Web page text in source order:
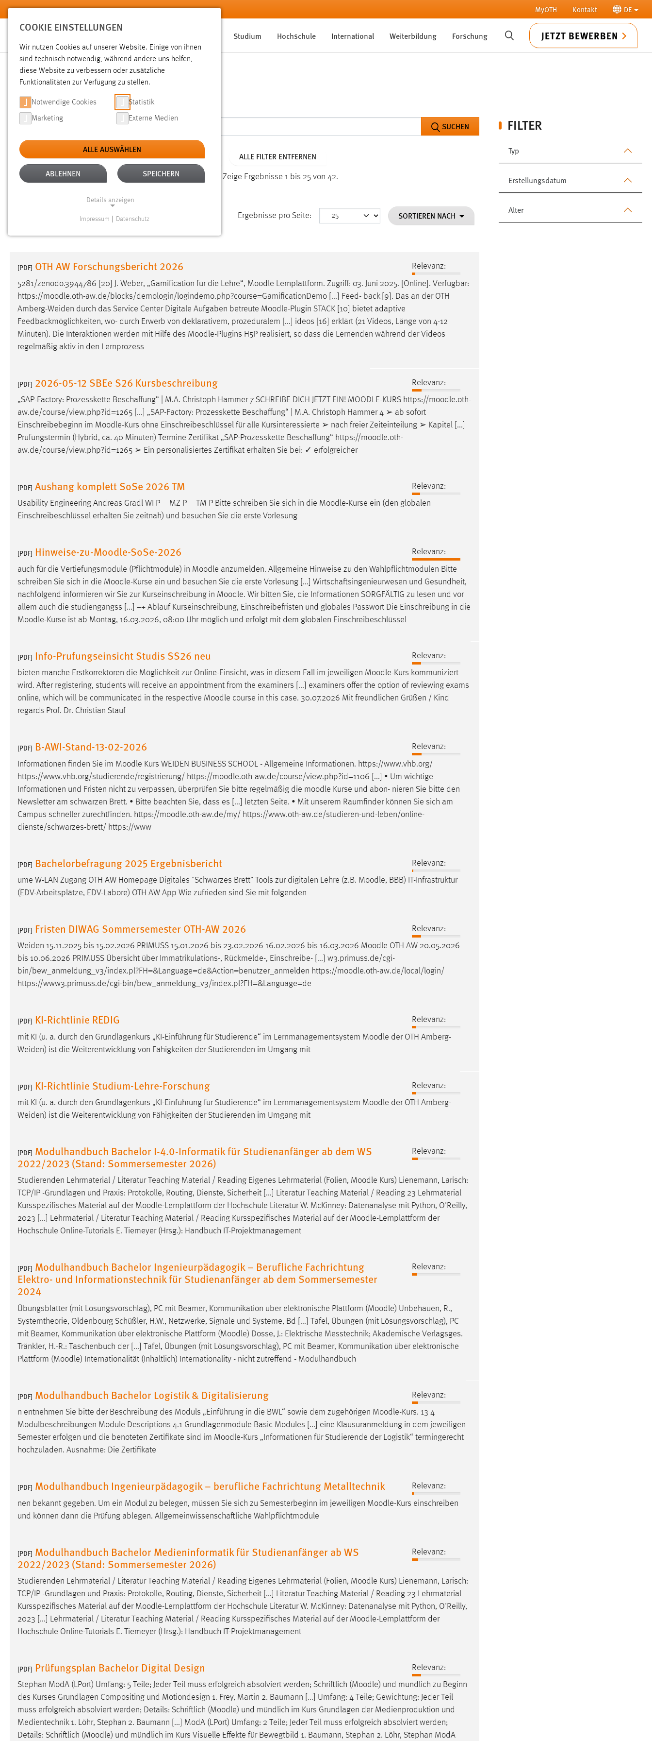
Zum Hauptinhalt springen MyOTH Kontakt DE
Studium Hochschule International Weiterbildung Forschung SUCHE JETZT BEWERBEN
SUCHE
FILTER
Typ
Erstellungsdatum
Alter
SUCHEN
Aktive Filter: TYP: DATEIEN ALTER: 1 BIS 6 MONATE ALLE FILTER ENTFERNEN
Gesucht nach "moodle". Es wurden 42 Ergebnisse gefunden. Zeige Ergebnisse 1 bis 25 von 42.
Ergebnisse pro Seite: SORTIEREN NACH
[PDF] OTH AW Forschungsbericht 2026
Relevanz:
5281/zenodo.3944786 [20] J. Weber, „Gamification für die Lehre“, Moodle Lernplattform. Zugriff: 03. Juni 2025. [Online]. Verfügbar:
https://moodle.oth-aw.de/blocks/demologin/logindemo.php?course=GamificationDemo [...] Feed- back [9]. Das an der OTH
Amberg-Weiden durch das Service Center Digitale Aufgaben betreute Moodle-Plugin STACK [10] bietet adaptive
Feedbackmöglichkeiten, wo- durch Erwerb von deklarativem, prozeduralem [...] ideos [16] erklärt (21 Videos, Länge von 4-12
Minuten). Die Interaktionen werden mit Hilfe des Moodle-Plugins H5P realisiert, so dass die Lernenden während der Videos
regelmäßig aktiv in den Lernprozess
[PDF] 2026-05-12 SBEe S26 Kursbeschreibung
Relevanz:
„SAP-Factory: Prozesskette Beschaffung“ | M.A. Christoph Hammer 7 SCHREIBE DICH JETZT EIN! MOODLE-KURS https://moodle.oth-
aw.de/course/view.php?id=1265 [...] „SAP-Factory: Prozesskette Beschaffung“ | M.A. Christoph Hammer 4 ➢ ab sofort
Einschreibebeginn im Moodle-Kurs ohne Einschreibeschlüssel für alle Kursinteressierte ➢ nach freier Zeiteinteilung ➢ Kapitel [...]
Prüfungstermin (Hybrid, ca. 40 Minuten) Termine Zertifikat „SAP-Prozesskette Beschaffung“ https://moodle.oth-
aw.de/course/view.php?id=1265 ➢ Ein personalisiertes Zertifikat erhalten Sie bei: ✓ erfolgreicher
[PDF] Aushang komplett SoSe 2026 TM
Relevanz:
Usability Engineering Andreas Gradl WI P – MZ P – TM P Bitte schreiben Sie sich in die Moodle-Kurse ein (den globalen
Einschreibeschlüssel erhalten Sie zeitnah) und besuchen Sie die erste Vorlesung
[PDF] Hinweise-zu-Moodle-SoSe-2026
Relevanz:
auch für die Vertiefungsmodule (Pflichtmodule) in Moodle anzumelden. Allgemeine Hinweise zu den Wahlpflichtmodulen Bitte
schreiben Sie sich in die Moodle-Kurse ein und besuchen Sie die erste Vorlesung [...] Wirtschaftsingenieurwesen und Gesundheit,
nachfolgend informieren wir Sie zur Kurseinschreibung in Moodle. Wir bitten Sie, die Informationen SORGFÄLTIG zu lesen und vor
allem auch die studiengangss [...] ++ Ablauf Kurseinschreibung, Einschreibefristen und globales Passwort Die Einschreibung in die
Moodle-Kurse ist ab Montag, 16.03.2026, 08:00 Uhr möglich und erfolgt mit dem globalen Einschreibeschlüssel
[PDF] Info-Prufungseinsicht Studis SS26 neu
Relevanz:
bieten manche Erstkorrektoren die Möglichkeit zur Online-Einsicht, was in diesem Fall im jeweiligen Moodle-Kurs kommuniziert
wird. After registering, students will receive an appointment from the examiners [...] examiners offer the option of reviewing exams
online, which will be communicated in the respective Moodle course in this case. 30.07.2026 Mit freundlichen Grüßen / Kind
regards Prof. Dr. Christian Stauf
[PDF] B-AWI-Stand-13-02-2026
Relevanz:
Informationen finden Sie im Moodle Kurs WEIDEN BUSINESS SCHOOL - Allgemeine Informationen. https://www.vhb.org/
https://www.vhb.org/studierende/registrierung/ https://moodle.oth-aw.de/course/view.php?id=1106 [...] • Um wichtige
Informationen und Fristen nicht zu verpassen, überprüfen Sie bitte regelmäßig die moodle Kurse und abon- nieren Sie bitte den
Newsletter am schwarzen Brett. • Bitte beachten Sie, dass es [...] letzten Seite. • Mit unserem Raumfinder können Sie sich am
Campus schneller zurechtfinden. https://moodle.oth-aw.de/my/ https://www.oth-aw.de/studieren-und-leben/online-
dienste/schwarzes-brett/ https://www
[PDF] Bachelorbefragung 2025 Ergebnisbericht
Relevanz:
ume W-LAN Zugang OTH AW Homepage Digitales "Schwarzes Brett" Tools zur digitalen Lehre (z.B. Moodle, BBB) IT-Infrastruktur
(EDV-Arbeitsplätze, EDV-Labore) OTH AW App Wie zufrieden sind Sie mit folgenden
[PDF] Fristen DIWAG Sommersemester OTH-AW 2026
Relevanz:
Weiden 15.11.2025 bis 15.02.2026 PRIMUSS 15.01.2026 bis 23.02.2026 16.02.2026 bis 16.03.2026 Moodle OTH AW 20.05.2026
bis 10.06.2026 PRIMUSS Übersicht über Immatrikulations-, Rückmelde-, Einschreibe- [...] w3.primuss.de/cgi-
bin/bew_anmeldung_v3/index.pl?FH=&Language=de&Action=benutzer_anmelden https://moodle.oth-aw.de/local/login/
https://www3.primuss.de/cgi-bin/bew_anmeldung_v3/index.pl?FH=&Language=de
[PDF] KI-Richtlinie REDIG
Relevanz:
mit KI (u. a. durch den Grundlagenkurs „KI-Einführung für Studierende“ im Lernmanagementsystem Moodle der OTH Amberg-
Weiden) ist die Weiterentwicklung von Fähigkeiten der Studierenden im Umgang mit
[PDF] KI-Richtlinie Studium-Lehre-Forschung
Relevanz:
mit KI (u. a. durch den Grundlagenkurs „KI-Einführung für Studierende“ im Lernmanagementsystem Moodle der OTH Amberg-
Weiden) ist die Weiterentwicklung von Fähigkeiten der Studierenden im Umgang mit
[PDF] Modulhandbuch Bachelor I-4.0-Informatik für Studienanfänger ab dem WS
2022/2023 (Stand: Sommersemester 2026)
Relevanz:
Studierenden Lehrmaterial / Literatur Teaching Material / Reading Eigenes Lehrmaterial (Folien, Moodle Kurs) Lienemann, Larisch:
TCP/IP -Grundlagen und Praxis: Protokolle, Routing, Dienste, Sicherheit [...] Literatur Teaching Material / Reading 23 Lehrmaterial
Kursspezifisches Material auf der Moodle-Lernplattform der Hochschule Literatur W. McKinney: Datenanalyse mit Python, O'Reilly,
2023 [...] Lehrmaterial / Literatur Teaching Material / Reading Kursspezifisches Material auf der Moodle-Lernplattform der
Hochschule Online-Tutorials E. Tiemeyer (Hrsg.): Handbuch IT-Projektmanagement
[PDF] Modulhandbuch Bachelor Ingenieurpädagogik – Berufliche Fachrichtung
Elektro- und Informationstechnik für Studienanfänger ab dem Sommersemester
2024
Relevanz:
Übungsblätter (mit Lösungsvorschlag), PC mit Beamer, Kommunikation über elektronische Plattform (Moodle) Unbehauen, R.,
Systemtheorie, Oldenbourg Schüßler, H.W., Netzwerke, Signale und Systeme, Bd [...] Tafel, Übungen (mit Lösungsvorschlag), PC
mit Beamer, Kommunikation über elektronische Plattform (Moodle) Dosse, J.: Elektrische Messtechnik; Akademische Verlagsges.
Tränkler, H.-R.: Taschenbuch der [...] Tafel, Übungen (mit Lösungsvorschlag), PC mit Beamer, Kommunikation über elektronische
Plattform (Moodle) Internationalität (Inhaltlich) Internationality - nicht zutreffend - Modulhandbuch
[PDF] Modulhandbuch Bachelor Logistik & Digitalisierung
Relevanz:
n entnehmen Sie bitte der Beschreibung des Moduls „Einführung in die BWL“ sowie dem zugehörigen Moodle-Kurs. 13 4
Modulbeschreibungen Module Descriptions 4.1 Grundlagenmodule Basic Modules [...] eine Klausuranmeldung in dem jeweiligen
Semester erfolgen und die benoteten Zertifikate sind im Moodle-Kurs „Informationen für Studierende der Logistik“ termingerecht
hochzuladen. Ausnahme: Die Zertifikate
[PDF] Modulhandbuch Ingenieurpädagogik – berufliche Fachrichtung Metalltechnik
Relevanz:
nen bekannt gegeben. Um ein Modul zu belegen, müssen Sie sich zu Semesterbeginn im jeweiligen Moodle-Kurs einschreiben
und können dann die Prüfung ablegen. Allgemeinwissenschaftliche Wahlpflichtmodule
[PDF] Modulhandbuch Bachelor Medieninformatik für Studienanfänger ab WS
2022/2023 (Stand: Sommersemester 2026)
Relevanz:
Studierenden Lehrmaterial / Literatur Teaching Material / Reading Eigenes Lehrmaterial (Folien, Moodle Kurs) Lienemann, Larisch:
TCP/IP -Grundlagen und Praxis: Protokolle, Routing, Dienste, Sicherheit [...] Literatur Teaching Material / Reading 23 Lehrmaterial
Kursspezifisches Material auf der Moodle-Lernplattform der Hochschule Literatur W. McKinney: Datenanalyse mit Python, O'Reilly,
2023 [...] Lehrmaterial / Literatur Teaching Material / Reading Kursspezifisches Material auf der Moodle-Lernplattform der
Hochschule Online-Tutorials E. Tiemeyer (Hrsg.): Handbuch IT-Projektmanagement
[PDF] Prüfungsplan Bachelor Digital Design
Relevanz:
Stephan ModA (LPort) Umfang: 5 Teile; Jeder Teil muss erfolgreich absolviert werden; Schriftlich (Moodle) und mündlich zu Beginn
des Kurses Grundlagen Compositing und Motiondesign 1. Frey, Martin 2. Baumann [...] Umfang: 4 Teile; Gewichtung: Jeder Teil
muss erfolgreich absolviert werden; Details: Schriftlich (Moodle) und mündlich im Kurs Grundlagen der Medienproduktion und
Medientechnik 1. Löhr, Stephan 2. Baumann [...] ModA (LPort) Umfang: 2 Teile; Jeder Teil muss erfolgreich absolviert werden;
Details: Schriftlich (Moodle) und mündlich im Kurs Visuelle Effekte für Bewegtbild 1. Baumann, Stephan 2. Löhr, Stephan ModA
COOKIE EINSTELLUNGEN
Wir nutzen Cookies auf unserer Website. Einige von ihnen
sind technisch notwendig, während andere uns helfen,
diese Website zu verbessern oder zusätzliche
Funktionalitäten zur Verfügung zu stellen.
Notwendige Cookies Statistik
Marketing Externe Medien
ALLE AUSWÄHLEN
ABLEHNEN SPEICHERN
Details anzeigen
Website erforderlich.
Einverständnis
Name: cookie_consent
Zweck:
ausgewählten Einverständnis-Optionen
des Benutzers
Performance
Name: staticfilecache
Zweck:
Für performante Seitenauslieferung wird
in diesem Cookie gespeichert, ob man
eingeloggt ist.
Sprachpräferenz
Name: site-language-preference
Zweck:
Das Cookie speichert die gewählte
Cookie Laufzeit: 30 Tage
Chat
Name:
MibewSessionID, MIBEW_UserID,
mibew_locale, mibew-chat-frame-style-
5e9dbeb1811c0446
style-5e9dbeb1811c0446 =
Sitzungslaufzeit, mibew_locale = 3
Jahre, MIBEW_UserID = 1 Jahr
Name: fe_user, be_user, be_lastLoginProvider
Zweck:
Dieser Cookie ist notwendig um sich an
der Website einloggen zu können.
Cookie Laufzeit: 24 Stunden
STATISTIK
unsere Besucher unsere Website nutzen.
Matomo
Zweck: Zugriffsstatistik
Cookie Laufzeit: Max. 13 Monate
MARKETING
Sie tun dies, indem sie Besucher über Websites
hinweg verfolgen.
Anbieter: Google Ireland Limited
Zweck: Conversion-Tracking
Facebook Pixel
Name: _fbp
Anbieter: Facebook
Zweck: Conversion-Tracking
EXTERNE MEDIEN
Um Inhalte von Videoplattformen und Social Media
Plattformen anzeigen zu können, werden von diesen
externen Medien Cookies gesetzt.
YouTube
Impressum Datenschutz